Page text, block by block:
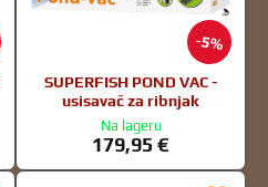
5%
SUPERFISH POND VAC -
usisavač za ribnjak
Na lageru
179,95 €